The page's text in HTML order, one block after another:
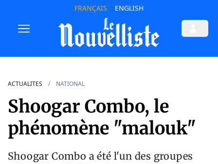
FRANÇAIS ENGLISH
ACTUALITES NATIONAL
Shoogar Combo, le
phénomène "malouk"
Shoogar Combo a été l'un des groupes